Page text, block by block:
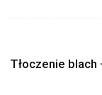
Tłoczenie blach